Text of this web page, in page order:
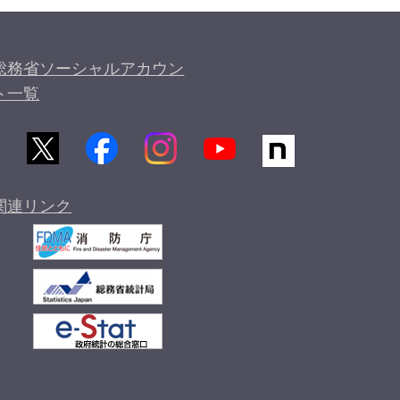
務省ソーシャルアカウン
一覧
連リンク